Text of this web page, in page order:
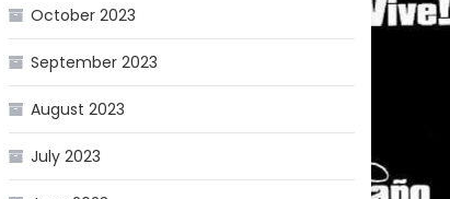
October 2023
September 2023
August 2023
July 2023